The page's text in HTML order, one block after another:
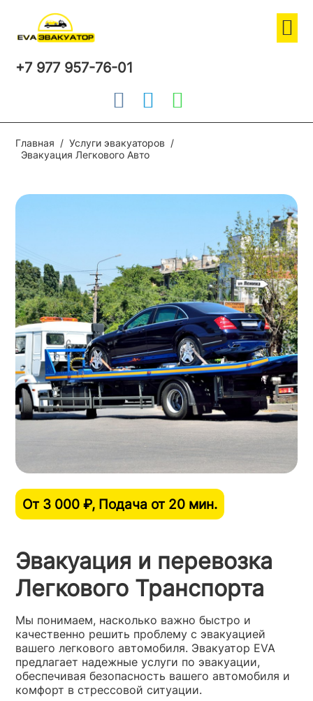
+7 977 957-76-01
Главная
Услуги эвакуаторов
Эвакуация Легкового Авто
Эвакуация и перевозка
Легкового Транспорта
Мы понимаем, насколько важно быстро и
качественно решить проблему с эвакуацией
вашего легкового автомобиля. Эвакуатор EVA
предлагает надежные услуги по эвакуации,
обеспечивая безопасность вашего автомобиля и
комфорт в стрессовой ситуации.
От 3 000 ₽, Подача от 20 мин.